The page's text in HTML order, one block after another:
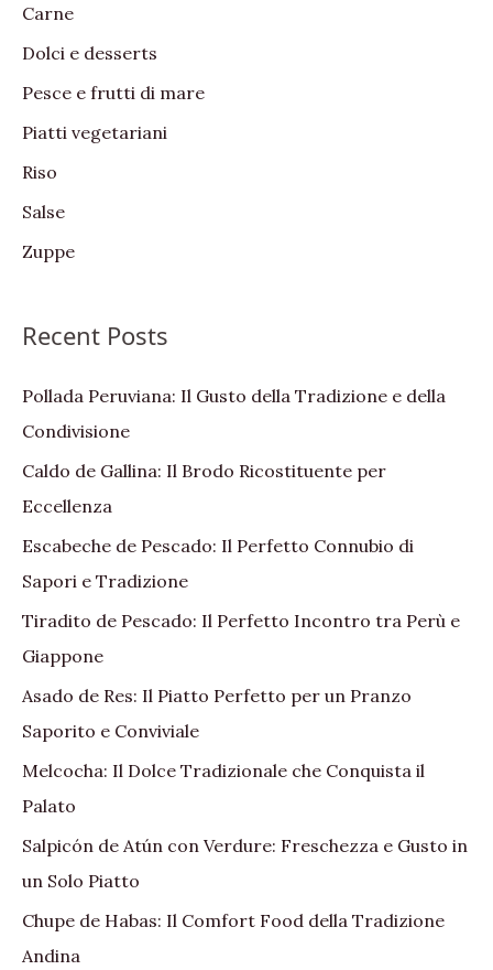
o
r
:
Carne
Dolci e desserts
Pesce e frutti di mare
Piatti vegetariani
Riso
Salse
Zuppe
Recent Posts
Pollada Peruviana: Il Gusto della Tradizione e della
Condivisione
Caldo de Gallina: Il Brodo Ricostituente per
Eccellenza
Escabeche de Pescado: Il Perfetto Connubio di
Sapori e Tradizione
Tiradito de Pescado: Il Perfetto Incontro tra Perù e
Giappone
Asado de Res: Il Piatto Perfetto per un Pranzo
Saporito e Conviviale
Melcocha: Il Dolce Tradizionale che Conquista il
Palato
Salpicón de Atún con Verdure: Freschezza e Gusto in
un Solo Piatto
Chupe de Habas: Il Comfort Food della Tradizione
Andina